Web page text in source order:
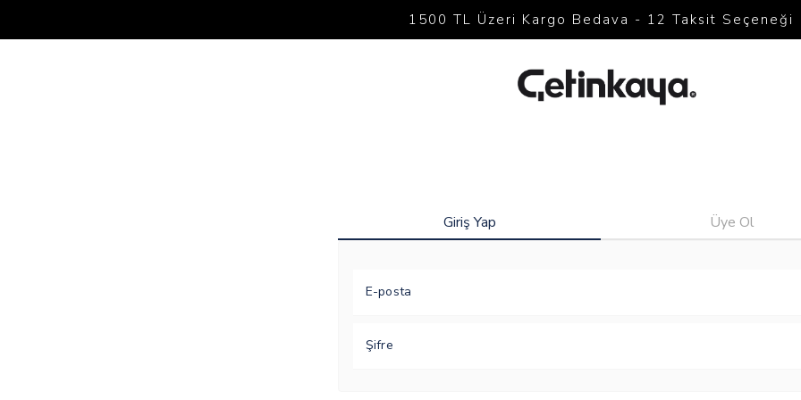
1500 TL Üzeri Kargo Bedava - 12 Taksit Seçeneği
Giriş Yap Üye Ol
E-posta
Şifre